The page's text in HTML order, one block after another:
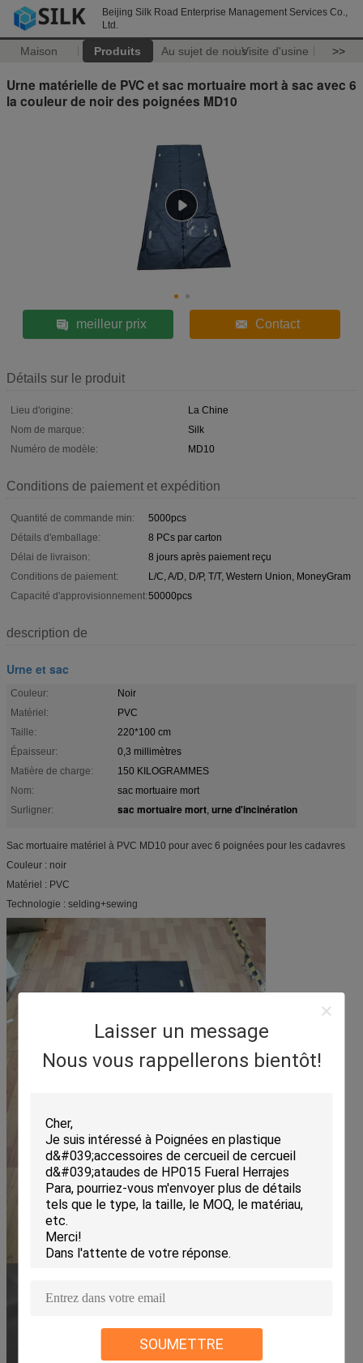
Beijing Silk Road Enterprise Management Services Co.,
Ltd.
Maison Produits Au sujet de nousVisite d'usine >>
Laisser un message
Nous vous rappellerons bientôt!
SOUMETTRE
Urne matérielle de PVC et sac mortuaire mort à sac avec 6
la couleur de noir des poignées MD10
meilleur prix Contact
Détails sur le produit
Lieu d'origine:
La Chine
Nom de marque:
Silk
Numéro de modèle:
MD10
Conditions de paiement et expédition
Quantité de commande min:
5000pcs
Détails d'emballage:
8 PCs par carton
Délai de livraison:
8 jours après paiement reçu
Conditions de paiement:
L/C, A/D, D/P, T/T, Western Union, MoneyGram
Capacité d'approvisionnement:50000pcs
description de
Urne et sac
Couleur:
Noir
Matériel:
PVC
Taille:
220*100 cm
Épaisseur:
0,3 millimètres
Matière de charge:
150 KILOGRAMMES
Nom:
sac mortuaire mort
Surligner:
sac mortuaire mort, urne d'incinération
Sac mortuaire matériel à PVC MD10 pour avec 6 poignées pour les cadavres
Couleur : noir
Matériel : PVC
Technologie : selding+sewing